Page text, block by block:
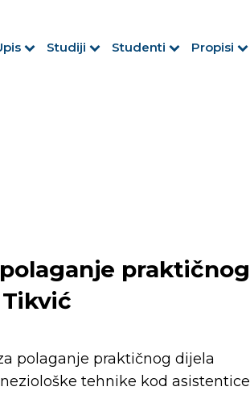
Studiji Studenti Propisi
praktičnog
polaganje praktičnog dijela
tehnike kod asistentice